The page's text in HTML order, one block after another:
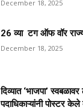
December 18, 2025
26 व्या टग ऑफ वॉर
December 18, 2025
दिव्यात ‘भाजपा’
पदाधिकाऱ्यांनी पोस्टर केले